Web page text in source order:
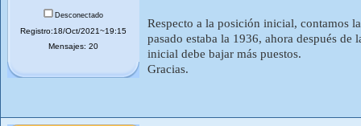
Desconectado
Registro:18/Oct/2021~19:15
Mensajes: 20
Respecto a la posición inicial, contamos
pasado estaba la 1936, ahora después
inicial debe bajar más puestos.
Gracias.